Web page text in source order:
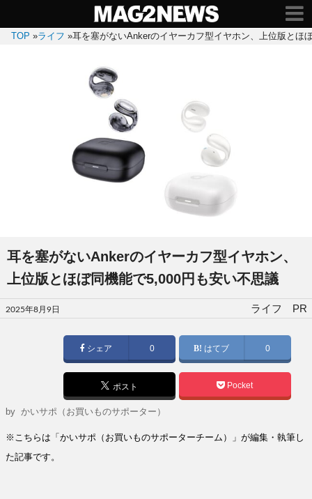
TOP »ライフ »耳を塞がないAnkerのイヤーカフ型イヤホン、上位版とほ
耳を塞がないAnkerのイヤーカフ型イヤホン、
上位版とほぼ同機能で5,000円も安い不思議
投
稿
2025年8月9日 ライフ PR
シェア 0 はてブ 0
ポスト Pocket
byかいサポ（お買いものサポーター）
※こちらは「かいサポ（お買いものサポーターチーム）」が編集・執筆し
た記事です。